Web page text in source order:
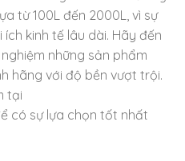
từ 100L đến 2000L, vì sự
kinh tế lâu dài. Hãy đến
những sản phẩm
hãng với độ bền vượt trội.
tại
có sự lựa chọn tốt nhất